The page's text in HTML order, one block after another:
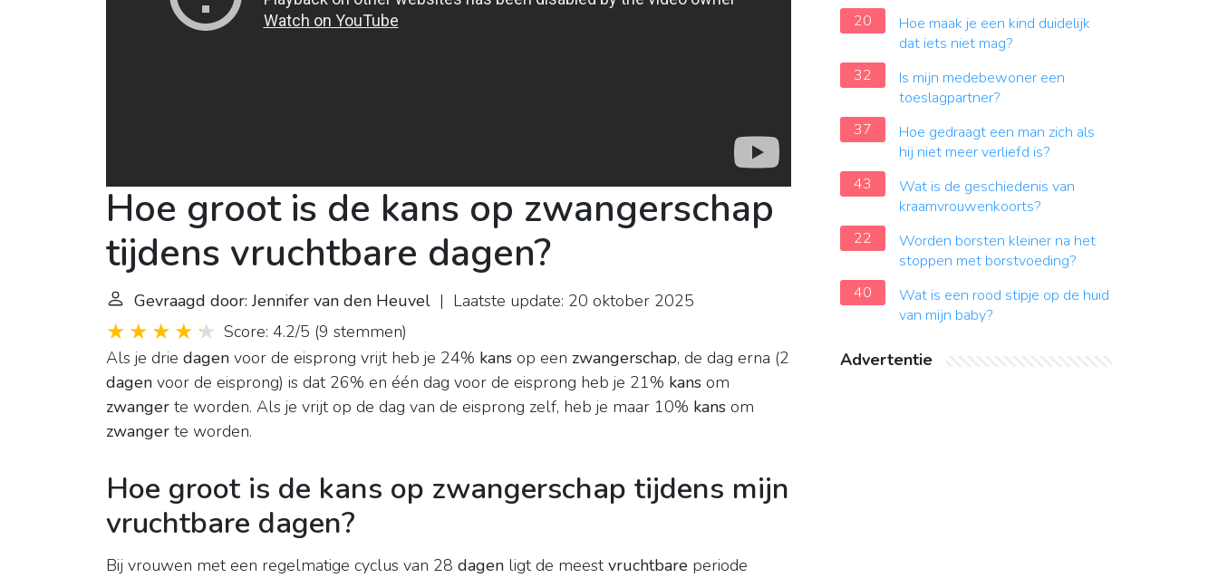
Hoe groot is de kans op zwangerschap
tijdens vruchtbare dagen?
Gevraagd door: Jennifer van den Heuvel | Laatste update: 20 oktober 2025
Score: 4.2/5 (9 stemmen)
Als je drie dagen voor de eisprong vrijt heb je 24% kans op een zwangerschap, de dag erna (2
dagen voor de eisprong) is dat 26% en één dag voor de eisprong heb je 21% kans om
zwanger te worden. Als je vrijt op de dag van de eisprong zelf, heb je maar 10% kans om
zwanger te worden.
Hoe groot is de kans op zwangerschap tijdens mijn
vruchtbare dagen?
Bij vrouwen met een regelmatige cyclus van 28 dagen ligt de meestvruchtbare periode
20
Hoe maak je een kind duidelijk
dat iets niet mag?
32
Is mijn medebewoner een
toeslagpartner?
37
Hoe gedraagt ​​een man zich als
hij niet meer verliefd is?
43
Wat is de geschiedenis van
kraamvrouwenkoorts?
22
Worden borsten kleiner na het
stoppen met borstvoeding?
40
Wat is een rood stipje op de huid
van mijn baby?
Advertentie